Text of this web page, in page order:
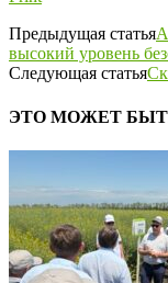
Предыдущая статья
высокий уровень
Следующая статья
ЭТО МОЖЕТ